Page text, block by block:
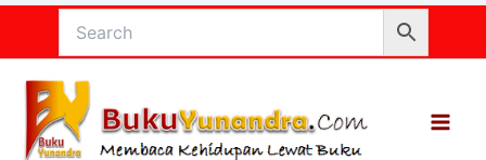
konten